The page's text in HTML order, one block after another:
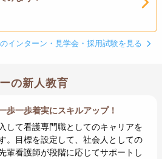
インターン・見学会・採用試験を見る
の新人教育
歩一歩着実にスキルアップ！
して看護専門職としてのキャリアを
。目標を設定して、社会人としての
輩看護師が段階に応じてサポートし